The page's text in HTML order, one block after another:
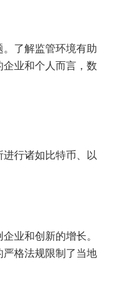
了解监管环境有助
业和个人而言，数
行诸如比特币、以
业和创新的增长。
格法规限制了当地